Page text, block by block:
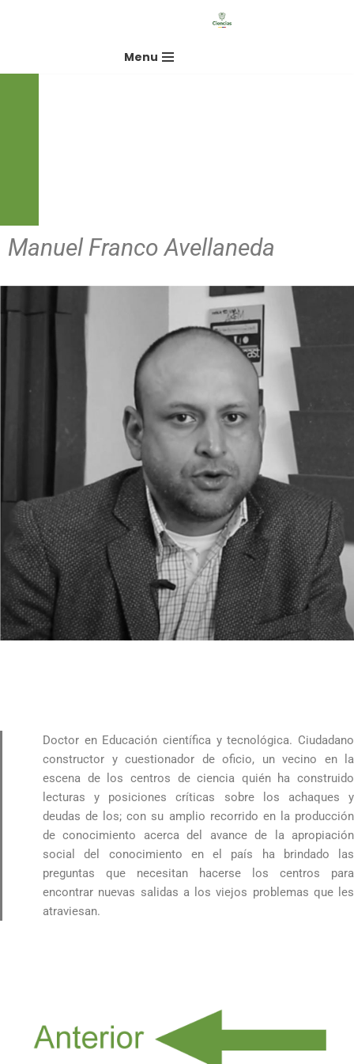
Menu
Manuel Franco Avellaneda
Doctor en Educación científica y tecnológica. Ciudadano
constructor y cuestionador de oficio, un vecino en la
escena de los centros de ciencia quién ha construido
lecturas y posiciones críticas sobre los achaques y
deudas de los; con su amplio recorrido en la producción
de conocimiento acerca del avance de la apropiación
social del conocimiento en el país ha brindado las
preguntas que necesitan hacerse los centros para
encontrar nuevas salidas a los viejos problemas que les
atraviesan.